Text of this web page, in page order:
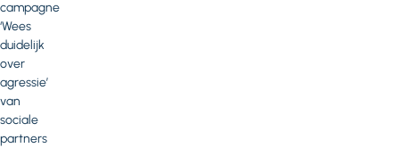
campagne
‘Wees
duidelijk
over
agressie’
van
sociale
partners